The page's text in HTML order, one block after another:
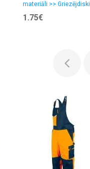
materiāli >> Griezējdiski
1.75€